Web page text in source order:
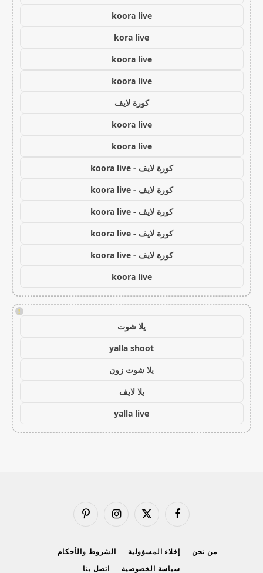
koora live
kora live
koora live
koora live
كورة لايف
koora live
koora live
كورة لايف - koora live
كورة لايف - koora live
كورة لايف - koora live
كورة لايف - koora live
كورة لايف - koora live
koora live
!
يلا شوت
yalla shoot
يلا شوت زون
يلا لايف
yalla live
فيسبوك
X
الانستغرامبينتيريست
من نحن إخلاء المسؤولية
الشروط والأحكام
سياسة الخصوصية
اتصل بنا